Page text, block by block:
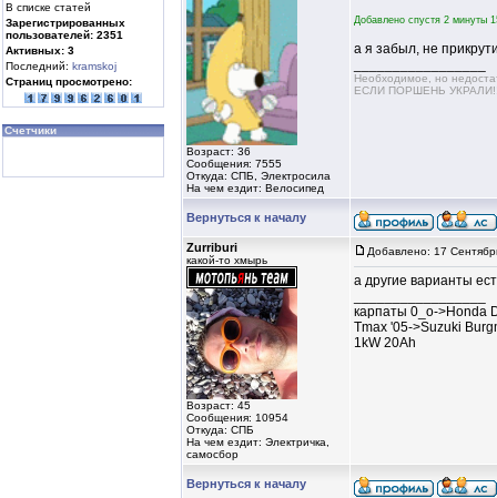
В списке статей
Зарегистрированных
пользователей: 2351
Активных: 3
Последний: kramskoj
Страниц просмотрено:
Счетчики
Возраст: 36
Сообщения: 7555
Откуда: СПБ, Электросила
На чем ездит: Велосипед
Добавлено спустя 2 минуты
а я забыл, не
Необходимое, но
ЕСЛИ ПОРШЕНЬ
Вернуться к началу
Zurriburi
какой-то хмырь
Возраст: 45
Сообщения: 10954
Откуда: СПБ
На чем ездит: Электричка,
самосбор
Добавлено: 17
а другие варианты
карпаты 0_о->Honda
Tmax '05->Suzuki
1kW 20Ah
Вернуться к началу